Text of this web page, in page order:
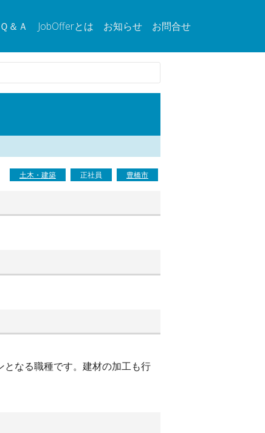
Ｑ＆Ａ JobOfferとは お知らせ お問合せ
土木・建築 正社員 豊橋市
なる職種です。建材の加工も行